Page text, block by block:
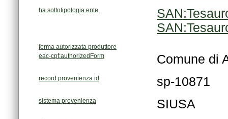
ha sottotipologia ente
forma autorizzata produttore
eac-cpf:authorizedForm
Comune di
record provenienza id sp-10871
sistema provenienza SIUSA